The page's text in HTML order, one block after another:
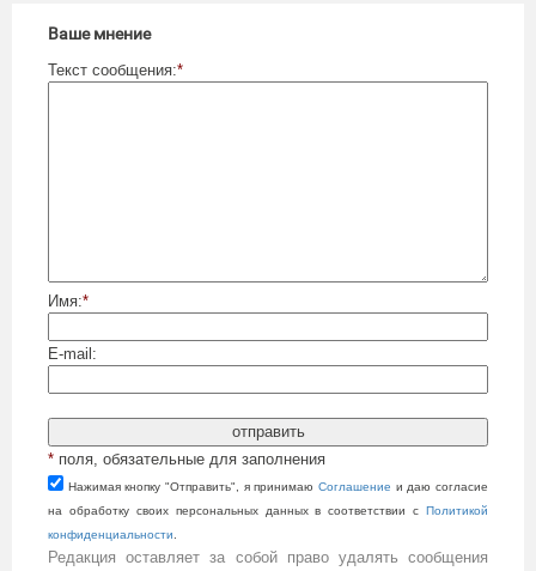
Ваше мнение
Текст сообщения:*
Имя:*
E-mail:
* поля, обязательные для заполнения
Нажимая кнопку "Отправить", я принимаю Cоглашение и даю согласие
на обработку своих персональных данных в соответствии с Политикой
конфиденциальности.
Редакция оставляет за собой право удалять сообщения